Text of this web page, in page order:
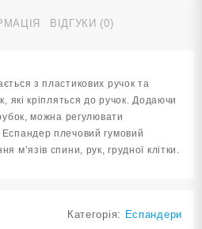
ВІДГУКИ (0)
з пластикових ручок та
які кріпляться до ручок. Додаючи
можна регулювати
плечовий гумовий
м’язів спини, рук, грудної клітки.
Категорія: Еспандери